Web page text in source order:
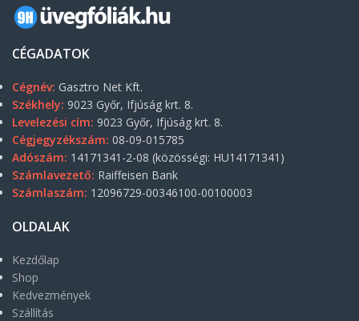
CÉGADATOK
Cégnév: Gasztro Net Kft.
Székhely: 9023 Győr, Ifjúság krt. 8.
Levelezési cím: 9023 Győr, Ifjúság krt. 8.
Cégjegyzékszám: 08-09-015785
Adószám: 14171341-2-08 (közösségi: HU14171341)
Számlavezető: Raiffeisen Bank
Számlaszám: 12096729-00346100-00100003
OLDALAK
Kezdőlap
Shop
Kedvezmények
Szállítás